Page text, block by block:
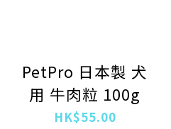
PetPro 日本製 犬
用 牛肉粒 100g
HK$55.00